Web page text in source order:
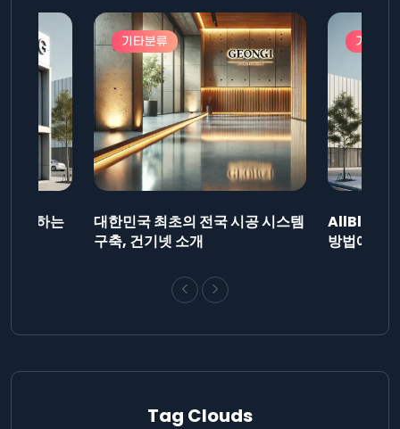
제출하는
기타분류
대한민국 최초의 전국 시공 시스템
구축, 건기넷 소개
기타분
AllBlog에
방법에 대
Tag Clouds